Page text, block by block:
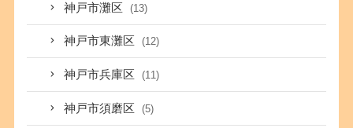
神戸市灘区 (13)
神戸市東灘区 (12)
神戸市兵庫区 (11)
神戸市須磨区 (5)